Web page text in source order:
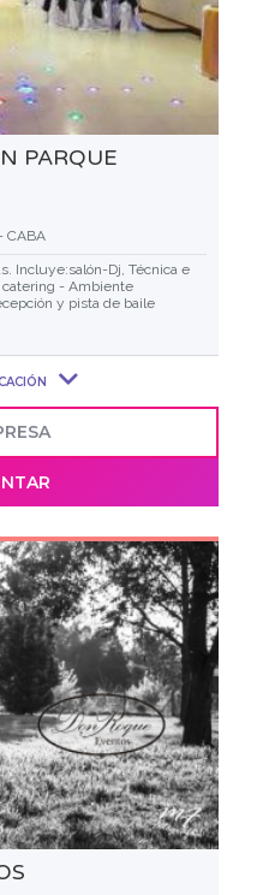
PARQUE
CABA
Incluye:salón-Dj, Técnica e
catering - Ambiente
y pista de baile